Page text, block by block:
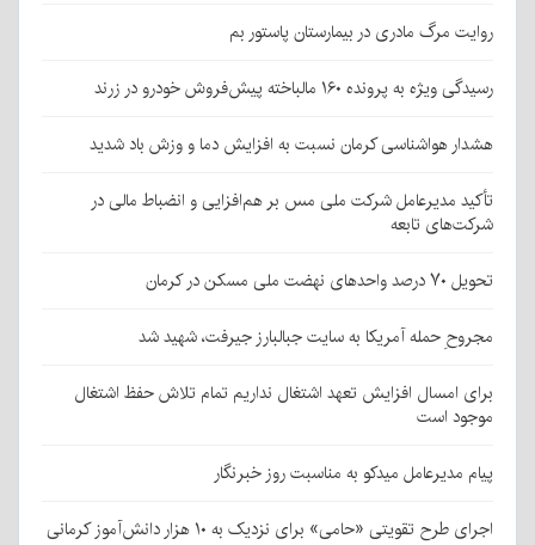
روایت مرگ مادری در بیمارستان پاستور بم
رسیدگی ویژه به پرونده ۱۶۰ مالباخته پیش‌فروش خودرو در زرند
هشدار هواشناسی کرمان نسبت به افزایش دما و وزش باد شدید
تأکید مدیرعامل شرکت ملی مس بر هم‌افزایی و انضباط مالی در
شرکت‌های تابعه
تحویل ۷۰ درصد واحدهای نهضت ملی مسکن در کرمان
مجروحِ حمله آمریکا به سایت جبالبارز جیرفت، شهید شد
برای امسال افزایش تعهد اشتغال نداریم تمام تلاش حفظ اشتغال
موجود است
پیام مدیرعامل میدکو به مناسبت روز خبرنگار
اجرای طرح تقویتی «حامی» برای نزدیک به ۱۰ هزار دانش‌آموز کرمانی